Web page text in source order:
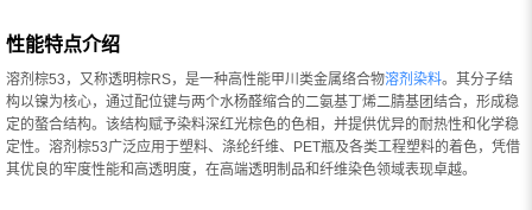
性能特点介绍
溶剂棕53，又称透明棕RS，是一种高性能甲川类金属络合物溶剂染料。其分子结
构以镍为核心，通过配位键与两个水杨醛缩合的二氨基丁烯二腈基团结合，形成稳
定的螯合结构。该结构赋予染料深红光棕色的色相，并提供优异的耐热性和化学稳
定性。溶剂棕53广泛应用于塑料、涤纶纤维、PET瓶及各类工程塑料的着色，凭借
其优良的牢度性能和高透明度，在高端透明制品和纤维染色领域表现卓越。